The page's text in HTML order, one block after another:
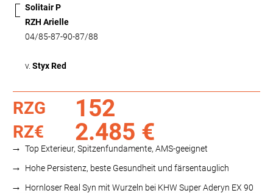
Solitair P
RZH Arielle
04/85-87-90-87/88
v. Styx Red
RZG 152
RZ€ 2.485 €
Top Exterieur, Spitzenfundamente, AMS-geeignet
Hohe Persistenz, beste Gesundheit und färsentauglich
Hornloser Real Syn mit Wurzeln bei KHW Super Aderyn EX 90